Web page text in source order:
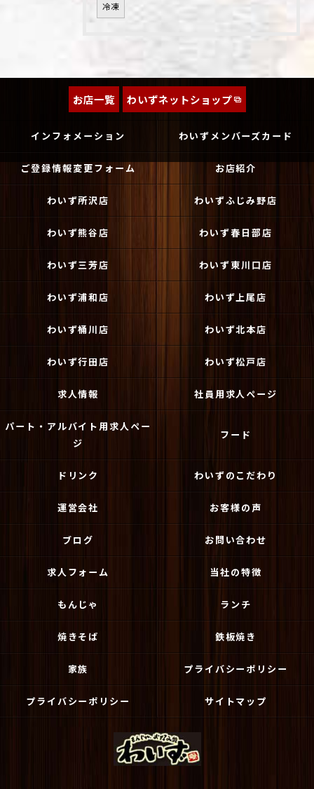
冷凍
お店一覧 わいずネットショップ
インフォメーション わいずメンバーズカード
ご登録情報変更フォーム お店紹介
わいず所沢店 わいずふじみ野店
わいず熊谷店 わいず春日部店
わいず三芳店 わいず東川口店
わいず浦和店 わいず上尾店
わいず桶川店 わいず北本店
わいず行田店 わいず松戸店
求人情報 社員用求人ページ
パート・アルバイト用求人ペー
ジ
フード
ドリンク わいずのこだわり
運営会社 お客様の声
ブログ お問い合わせ
求人フォーム 当社の特徴
もんじゃ ランチ
焼きそば 鉄板焼き
家族 プライバシーポリシー
プライバシーポリシー サイトマップ